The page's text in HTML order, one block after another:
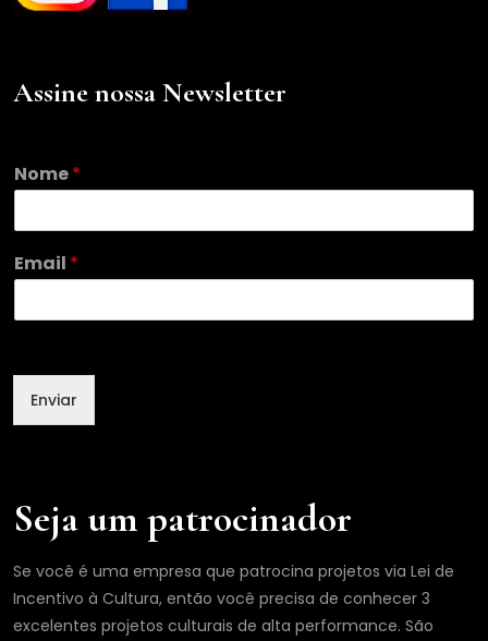
Assine nossa Newsletter
Nome*
N
o
e
m
i
Email *
Enviar
Seja um patrocinador
Se você é uma empresa que patrocina projetos via Lei de
Incentivo à Cultura, então você precisa de conhecer 3
excelentes projetos culturais de alta performance. São